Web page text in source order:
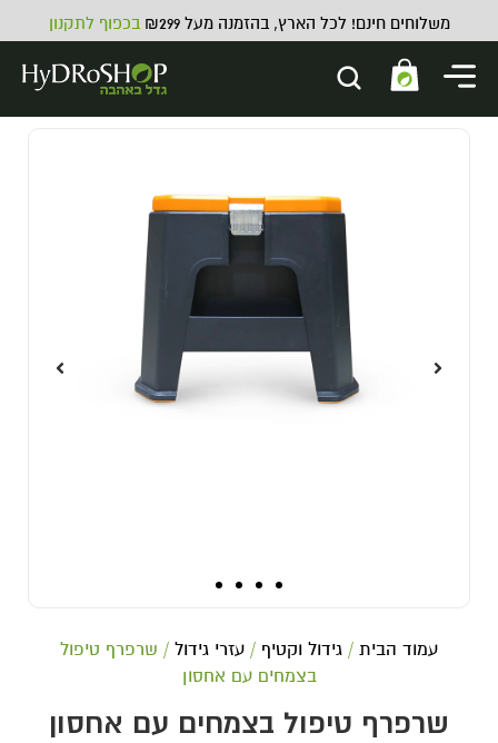
משלוחים חינם! לכל הארץ, בהזמנה מעל ₪299 בכפוף לתקנון
עמוד הבית / גידול וקטיף / עזרי גידול / שרפרף טיפול
בצמחים עם אחסון
שרפרף טיפול בצמחים עם אחסון
AN Big bud Coco - 500 מ"ל
₪